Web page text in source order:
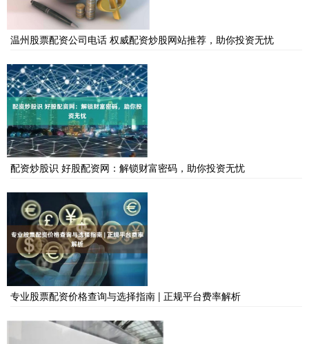
温州股票配资公司电话 权威配资炒股网站推荐，助你投资无忧
配资炒股识 好股配资网：解锁财富密码，助你投资无忧
专业股票配资价格查询与选择指南 | 正规平台费率解析